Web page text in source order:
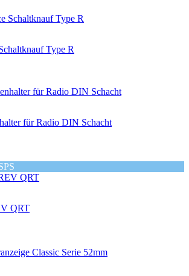
Type R
für Radio DIN Schacht
QRT